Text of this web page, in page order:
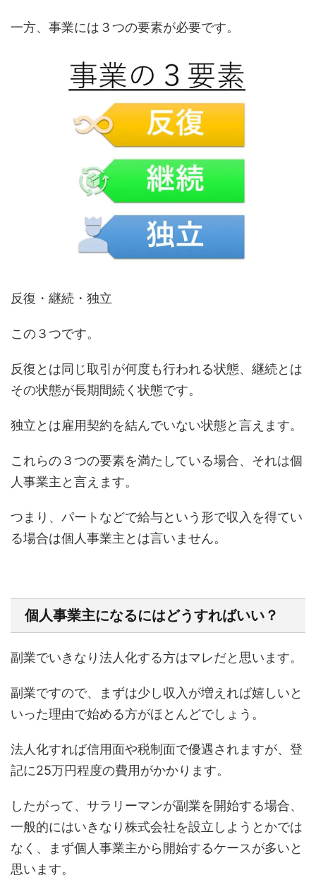
一方、事業には３つの要素が必要です。
反復・継続・独立
この３つです。
反復とは同じ取引が何度も行われる状態、継続とは
その状態が長期間続く状態です。
独立とは雇用契約を結んでいない状態と言えます。
これらの３つの要素を満たしている場合、それは個
人事業主と言えます。
つまり、パートなどで給与という形で収入を得てい
る場合は個人事業主とは言いません。
個人事業主になるにはどうすればいい？
副業でいきなり法人化する方はマレだと思います。
副業ですので、まずは少し収入が増えれば嬉しいと
いった理由で始める方がほとんどでしょう。
法人化すれば信用面や税制面で優遇されますが、登
記に25万円程度の費用がかかります。
したがって、サラリーマンが副業を開始する場合、
一般的にはいきなり株式会社を設立しようとかでは
なく、まず個人事業主から開始するケースが多いと
思います。